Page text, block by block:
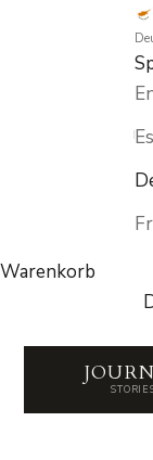
Warenkorb